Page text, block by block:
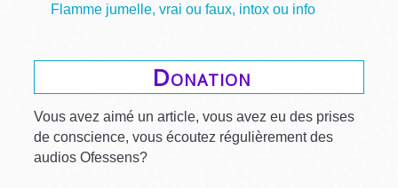
Flamme jumelle, vrai ou faux, intox ou info
Donation
Vous avez aimé un article, vous avez eu des prises
de conscience, vous écoutez régulièrement des
audios Ofessens?